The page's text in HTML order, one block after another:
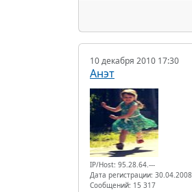
10 декабря 2010 17:30
Анэт
IP/Host: 95.28.64.---
Дата регистрации: 30.04.2008
Сообщений: 15 317